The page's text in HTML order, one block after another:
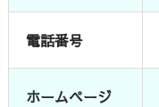
電話番号
ホームページ